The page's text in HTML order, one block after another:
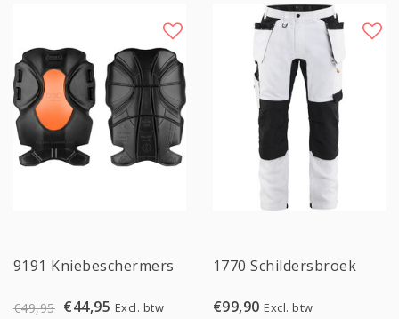
9191 Kniebeschermers
€49,95 €44,95 Excl. btw
1770 Schildersbroek
€99,90 Excl. btw